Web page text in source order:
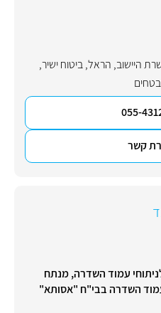
היישוב, הראל,ביטוח ישיר,
055-
קשר
עמוד השדרה, מנתח
השדרה בבי"ח "אסותא"